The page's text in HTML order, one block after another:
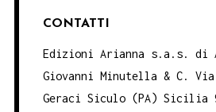
CONTATTI
Edizioni Arianna s.a.s. di
Giovanni Minutella & C.
Geraci Siculo (PA) Sicilia